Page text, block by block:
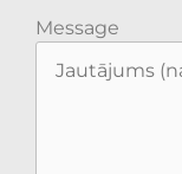
Message